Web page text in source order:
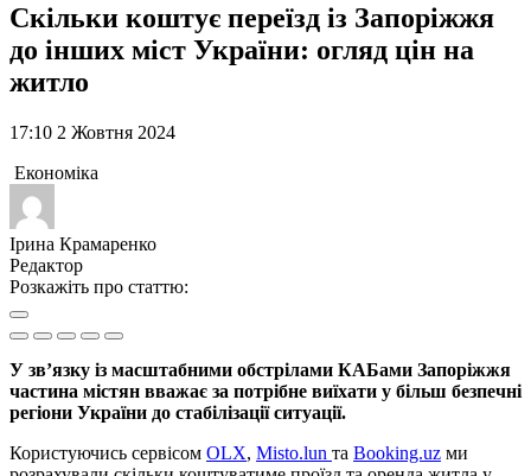
Скільки коштує переїзд із Запоріжжя
до інших міст України: огляд цін на
житло
17:10 2 Жовтня 2024
Економіка
Ірина Крамаренко
Редактор
Розкажіть про статтю:
У зв’язку із масштабними обстрілами КАБами Запоріжжя
частина містян вважає за потрібне виїхати у більш безпечні
регіони України до стабілізації ситуації.
Користуючись сервісом OLX, Misto.lun та Booking.uz ми